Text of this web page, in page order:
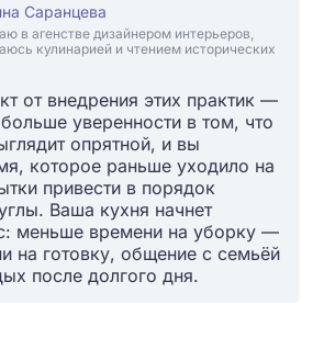
Саранцева
в агенстве дизайнером интерьеров,
кулинарией и чтением исторических
от внедрения этих практик —
уверенности в том, что
опрятной, и вы
которое раньше уходило на
привести в порядок
Ваша кухня начнет
меньше времени на уборку —
на готовку, общение с семьёй
после долгого дня.